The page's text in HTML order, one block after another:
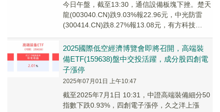
今日午盤，截至13:30，通信設備板塊下挫。楚天
龍(003040.CN)跌9.03%報22.96元，中光防雷
(300414.CN)跌8.27%報13.08元，有方科技
2025國際低空經濟博覽會即將召開，高端裝
備ETF(159638)盤中交投活躍，成分股四創電
子漲停
2025年07月01日 上午10:47
截至2025年7月1日 10:31，中證高端裝備細分50
指數下跌0.93%，四創電子漲停，久之洋上漲